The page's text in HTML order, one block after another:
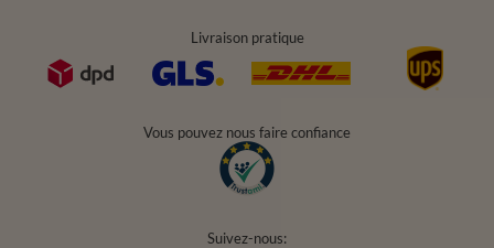
Livraison pratique
Vous pouvez nous faire confiance
Suivez-nous: